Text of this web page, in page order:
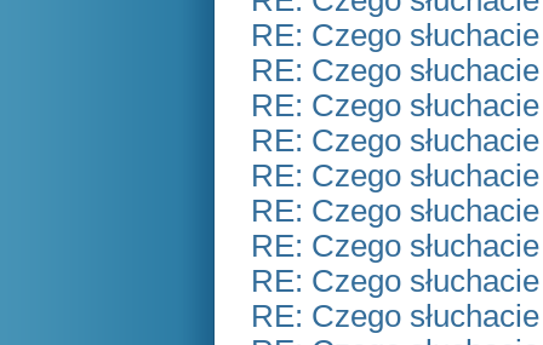
RE: Czego
RE: Czego
RE: Czego
RE: Czego
RE: Czego
RE: Czego
RE: Czego
RE: Czego
RE: Czego